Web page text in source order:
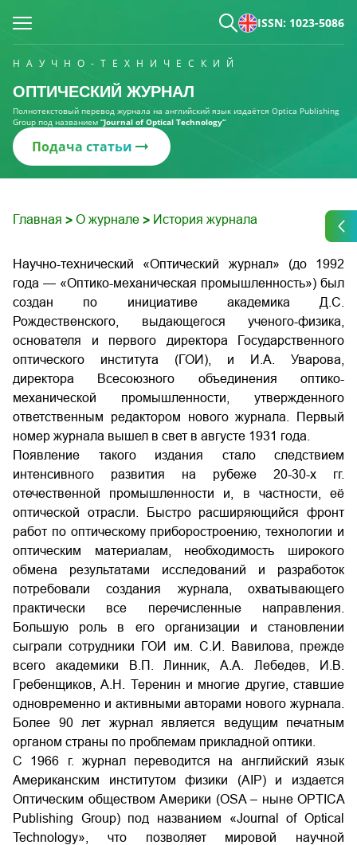
ISSN: 1023-5086
НАУЧНО-ТЕХНИЧЕСКИЙ
ОПТИЧЕСКИЙ ЖУРНАЛ
Полнотекстовый перевод журнала на английский язык издаётся Optica Publishing
Group под названием “Journal of Optical Technology“
Подача статьи
Главная > О журнале > История журнала
Научно-технический «Оптический журнал» (до 1992
года — «Оптико-механическая промышленность») был
создан по инициативе академика Д.С.
Рождественского, выдающегося ученого-физика,
основателя и первого директора Государственного
оптического института (ГОИ), и И.А. Уварова,
директора Всесоюзного объединения оптико-
механической промышленности, утвержденного
ответственным редактором нового журнала. Первый
номер журнала вышел в свет в августе 1931 года.
Появление такого издания стало следствием
интенсивного развития на рубеже 20-30-х гг.
отечественной промышленности и, в частности, её
оптической отрасли. Быстро расширяющийся фронт
работ по оптическому приборостроению, технологии и
оптическим материалам, необходимость широкого
обмена результатами исследований и разработок
потребовали создания журнала, охватывающего
практически все перечисленные направления.
Большую роль в его организации и становлении
сыграли сотрудники ГОИ им. С.И. Вавилова , прежде
всего академики В.П. Линник, А.А. Лебедев, И.В.
Гребенщиков, А.Н. Теренин и многие другие, ставшие
одновременно и активными авторами нового журнала.
Более 90 лет журнал является ведущим печатным
органом страны по проблемам прикладной оптики.
С 1966 г. журнал переводится на английский язык
Американским институтом физики (AIP) и издается
Оптическим обществом Америки (OSA – ныне OPTICA
Publishing
Group) под названием «Journal of Optical
Technology», что позволяет мировой научной